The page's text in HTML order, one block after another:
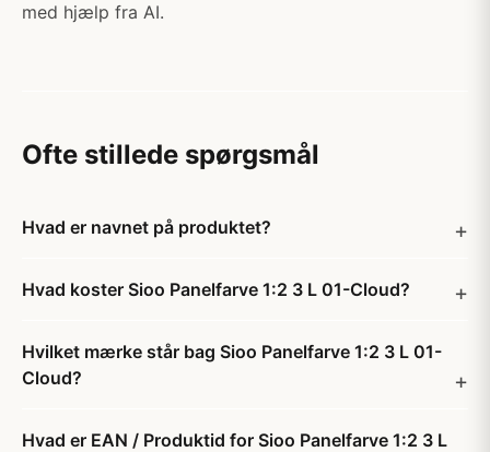
med hjælp fra AI.
Ofte stillede spørgsmål
Hvad er navnet på produktet?
Hvad koster Sioo Panelfarve 1:2 3 L 01-Cloud?
Hvilket mærke står bag Sioo Panelfarve 1:2 3 L 01-
Cloud?
Hvad er EAN / Produktid for Sioo Panelfarve 1:2 3 L